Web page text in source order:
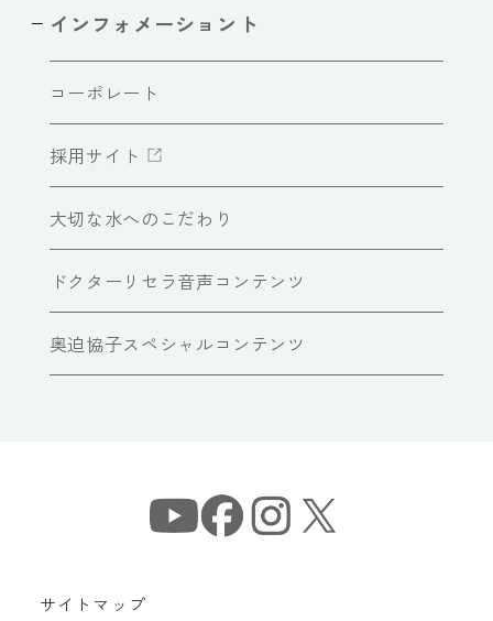
インフォメーショント
コーポレート
採用サイト
大切な水へのこだわり
ドクターリセラ音声コンテンツ
奥迫協子スペシャルコンテンツ
サイトマップ